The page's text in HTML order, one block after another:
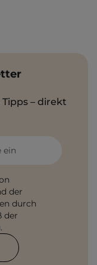
– direkt
ein
der
durch
der